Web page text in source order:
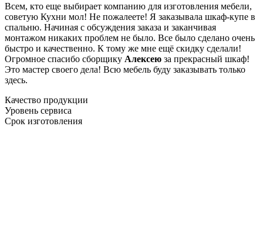
Всем, кто еще выбирает компанию для изготовления мебели,
советую Кухни мол! Не пожалеете! Я заказывала шкаф-купе в
спальню. Начиная с обсуждения заказа и заканчивая
монтажом никаких проблем не было. Все было сделано очень
быстро и качественно. К тому же мне ещё скидку сделали!
Огромное спасибо сборщику Алексею за прекрасный шкаф!
Это мастер своего дела! Всю мебель буду заказывать только
здесь.
Качество продукции
Уровень сервиса
Срок изготовления